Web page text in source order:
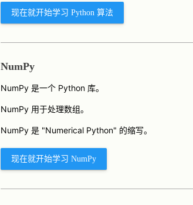
现在就开始学习 Python 算法
NumPy
NumPy 是一个 Python 库。
NumPy 用于处理数组。
NumPy是 "Numerical Python" 的缩写。
现在就开始学习 NumPy